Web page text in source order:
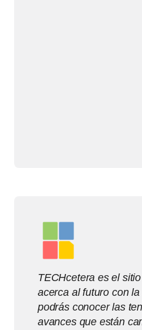
TECHcetera es el
acerca al futuro con
podrás conocer las
avances que están